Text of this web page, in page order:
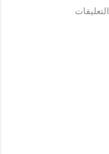
التعليقات